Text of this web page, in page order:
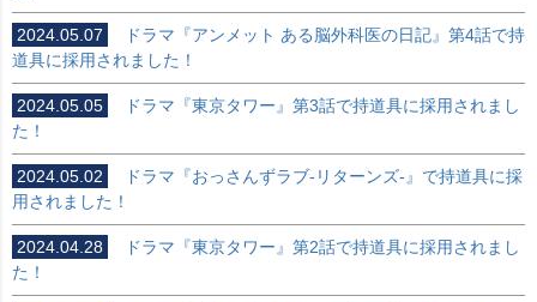
2024.05.07
ドラマ『アンメット ある脳外科医の日記』第4話で持
道具に採用されました！
2024.05.05
ドラマ『東京タワー』第3話で持道具に採用されまし
た！
2024.05.02
ドラマ『おっさんずラブ-リターンズ-』で持道具に採
用されました！
2024.04.28
ドラマ『東京タワー』第2話で持道具に採用されまし
た！